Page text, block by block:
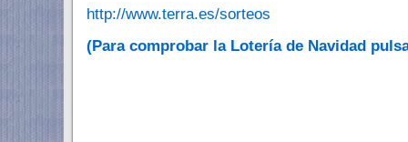
http://www.terra.es/sorteos
(Para comprobar la Lotería de Navidad